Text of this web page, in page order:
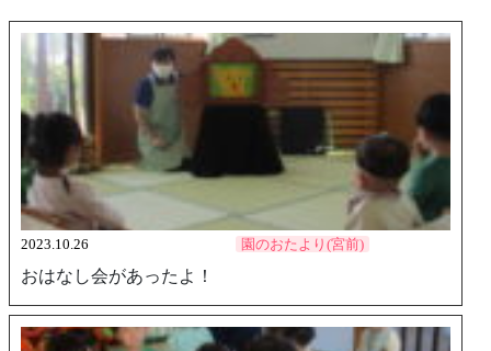
2023.10.26 園のおたより(宮前)
おはなし会があったよ！